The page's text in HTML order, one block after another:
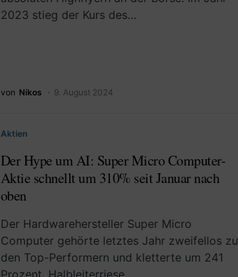
2023 stieg der Kurs des…
von Nikos 9. August 2024
Aktien
Der Hype um AI: Super Micro Computer-
Aktie schnellt um 310% seit Januar nach
oben
Der Hardwarehersteller Super Micro
Computer gehörte letztes Jahr zweifellos zu
den Top-Performern und kletterte um 241
Prozent. Halbleiterriese…